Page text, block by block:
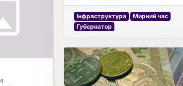
Інфраструктура
Мирний час
Губернатор